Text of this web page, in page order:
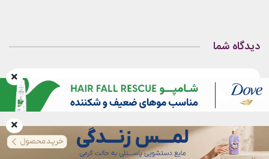
دیدگاه شما
سما در تاریخ 07 جولای 2024